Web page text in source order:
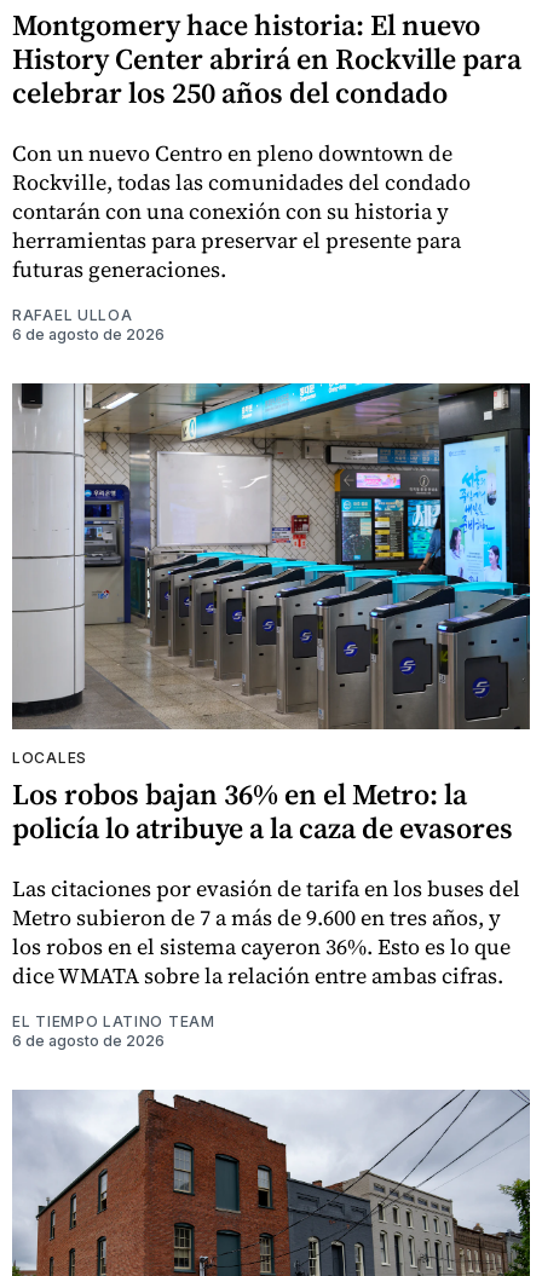
Montgomery hace historia: El nuevo
History Center abrirá en Rockville para
celebrar los 250 años del condado
Con un nuevo Centro en pleno downtown de
Rockville, todas las comunidades del condado
contarán con una conexión con su historia y
herramientas para preservar el presente para
futuras generaciones.
RAFAEL ULLOA
6 de agosto de 2026
LOCALES
Los robos bajan 36% en el Metro: la
policía lo atribuye a la caza de evasores
Las citaciones por evasión de tarifa en los buses del
Metro subieron de 7 a más de 9.600 en tres años, y
los robos en el sistema cayeron 36%. Esto es lo que
dice WMATA sobre la relación entre ambas cifras.
EL TIEMPO LATINO TEAM
6 de agosto de 2026